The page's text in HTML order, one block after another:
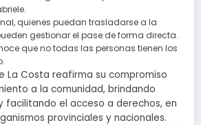
quienes puedan trasladarse a la
gestionar el pase de forma directa.
que no todas las personas tienen los
La Costa reafirma su compromiso
a la comunidad, brindando
facilitando el acceso a derechos, en
provinciales y nacionales.